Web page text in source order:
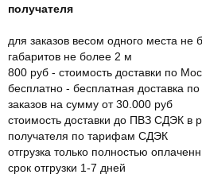
получателя
для заказов весом одного места не
габаритов не более 2 м
800 руб - стоимость доставки по
бесплатно - бесплатная доставка
заказов на сумму от 30.000 руб
стоимость доставки до ПВЗ СДЭК в
получателя по тарифам СДЭК
отгрузка только полностью
срок отгрузки 1-7 дней